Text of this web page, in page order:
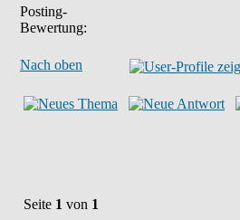
Posting-
Bewertung:
Nach oben
Seite 1 von 1